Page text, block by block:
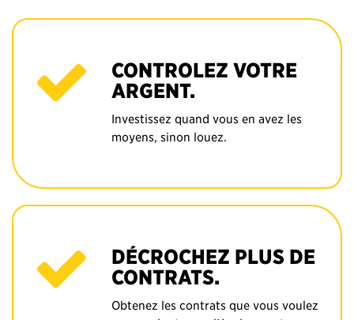
CONTROLEZ VOTRE
ARGENT.
Investissez quand vous en avez les
moyens, sinon louez.
DÉCROCHEZ PLUS DE
CONTRATS.
Obtenez les contrats que vous voulez